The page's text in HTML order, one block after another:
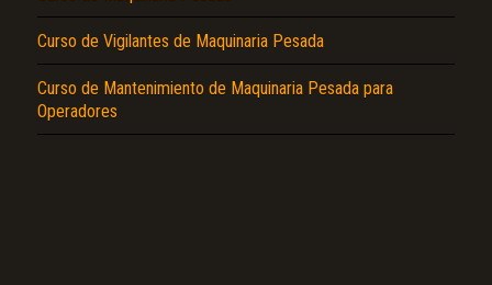
Curso de Vigilantes de Maquinaria Pesada
Curso de Mantenimiento de Maquinaria Pesada para
Operadores
No carga o no se visualiza el contenido.